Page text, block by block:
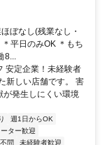
ぼなし(残業なし・
平日のみOK ＊もち
安定企業！未経験者
新しい店舗です。 害
が発生しにくい環境
週1日からOK
ター歓迎
問
未経験者歓迎